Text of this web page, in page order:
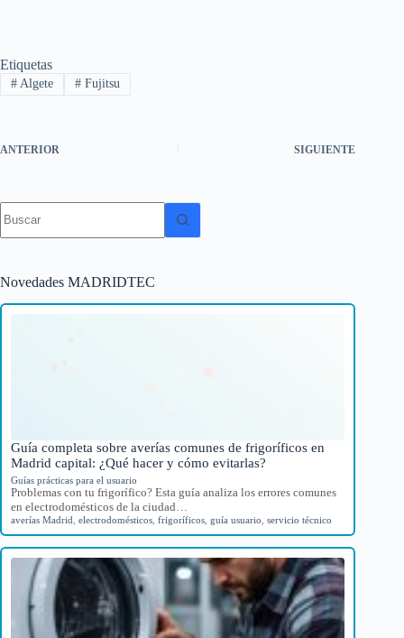
Etiquetas
#Algete #Fujitsu
ANTERIOR SIGUIENTE
resultados
Novedades MADRIDTEC
Guía completa sobre averías comunes de frigoríficos en
Madrid capital: ¿Qué hacer y cómo evitarlas?
Guías prácticas para el usuario
Problemas con tu frigorífico? Esta guía analiza los errores comunes
en electrodomésticos de la ciudad…
averías Madrid electrodomésticos frigoríficos guía usuario servicio técnico